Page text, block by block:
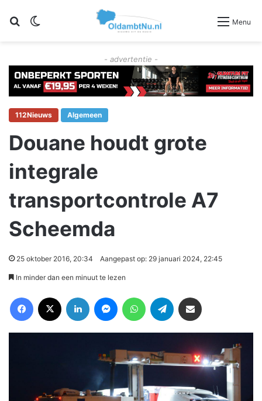
Zoeken Menu
- advertentie -
112Nieuws Algemeen
Douane houdt grote
integrale
transportcontrole A7
Scheemda
25 oktober 2016, 20:34 Aangepast op: 29 januari 2024, 22:45
In minder dan een minuut te lezen